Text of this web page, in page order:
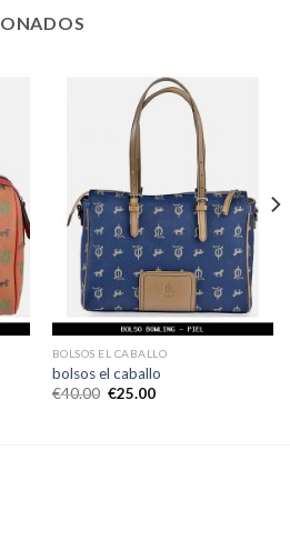
BOLSOS EL CABALLO
bolsos el caballo
€40.00 €25.00